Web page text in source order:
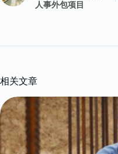
人事外包项目
相关文章